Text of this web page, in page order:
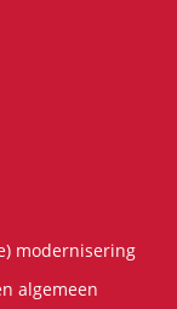
modernisering
algemeen